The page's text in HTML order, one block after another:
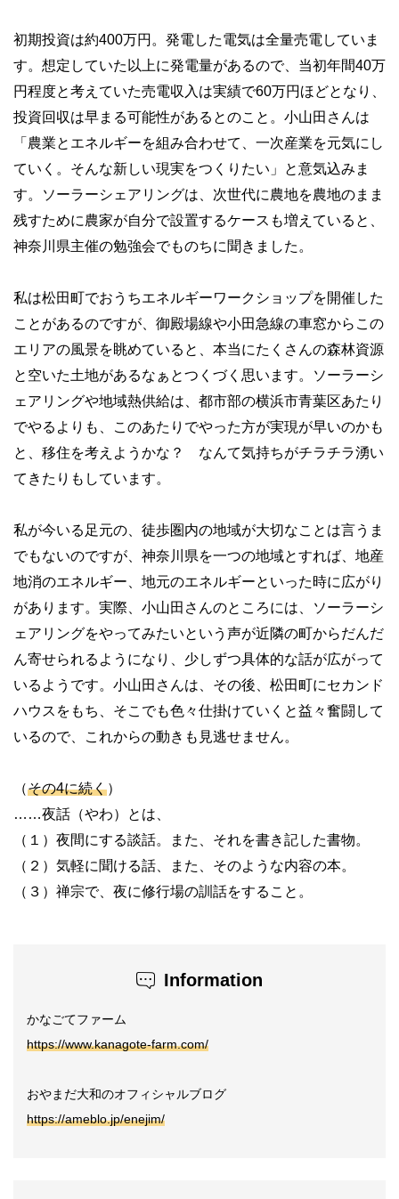
初期投資は約400万円。発電した電気は全量売電していま
す。想定していた以上に発電量があるので、当初年間40万
円程度と考えていた売電収入は実績で60万円ほどとなり、
投資回収は早まる可能性があるとのこと。小山田さんは
「農業とエネルギーを組み合わせて、一次産業を元気にし
ていく。そんな新しい現実をつくりたい」と意気込みま
す。ソーラーシェアリングは、次世代に農地を農地のまま
残すために農家が自分で設置するケースも増えていると、
神奈川県主催の勉強会でものちに聞きました。
私は松田町でおうちエネルギーワークショップを開催した
ことがあるのですが、御殿場線や小田急線の車窓からこの
エリアの風景を眺めていると、本当にたくさんの森林資源
と空いた土地があるなぁとつくづく思います。ソーラーシ
ェアリングや地域熱供給は、都市部の横浜市青葉区あたり
でやるよりも、このあたりでやった方が実現が早いのかも
と、移住を考えようかな？ なんて気持ちがチラチラ湧い
てきたりもしています。
私が今いる足元の、徒歩圏内の地域が大切なことは言うま
でもないのですが、神奈川県を一つの地域とすれば、地産
地消のエネルギー、地元のエネルギーといった時に広がり
があります。実際、小山田さんのところには、ソーラーシ
ェアリングをやってみたいという声が近隣の町からだんだ
ん寄せられるようになり、少しずつ具体的な話が広がって
いるようです。小山田さんは、その後、松田町にセカンド
ハウスをもち、そこでも色々仕掛けていくと益々奮闘して
いるので、これからの動きも見逃せません。
（その4に続く）
……夜話（やわ）とは、
（１）夜間にする談話。また、それを書き記した書物。
（２）気軽に聞ける話、また、そのような内容の本。
（３）禅宗で、夜に修行場の訓話をすること。
Information
かなごてファーム
https://www.kanagote-farm.com/
おやまだ大和のオフィシャルブログ
https://ameblo.jp/enejim/